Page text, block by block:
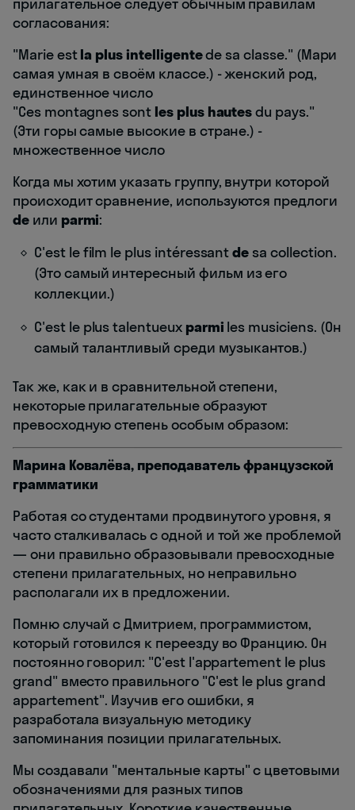
прилагательное следует обычным правилам
согласования:
"Marie estla plus intelligentede sa classe." (Мари
самая умная в своём классе.) - женский род,
единственное число
"Ces montagnes sont les plus hautesdu pays."
(Эти горы самые высокие в стране.) -
множественное число
Когда мы хотим указать группу, внутри которой
происходит сравнение, используются предлоги
deили parmi:
C'est le film le plus intéressantde sa collection.
(Это самый интересный фильм из его
коллекции.)
C'est le plus talentueux parmi les musiciens. (Он
самый талантливый среди музыкантов.)
Так же, как и в сравнительной степени,
некоторые прилагательные образуют
превосходную степень особым образом:
Марина Ковалёва, преподаватель французской
грамматики
Работая со студентами продвинутого уровня, я
часто сталкивалась с одной и той же проблемой
— они правильно образовывали превосходные
степени прилагательных, но неправильно
располагали их в предложении.
Помню случай с Дмитрием, программистом,
который готовился к переезду во Францию. Он
постоянно говорил: "C'est l'appartement le plus
grand" вместо правильного "C'est le plus grand
appartement". Изучив его ошибки, я
разработала визуальную методику
запоминания позиции прилагательных.
Мы создавали "ментальные карты" с цветовыми
обозначениями для разных типов